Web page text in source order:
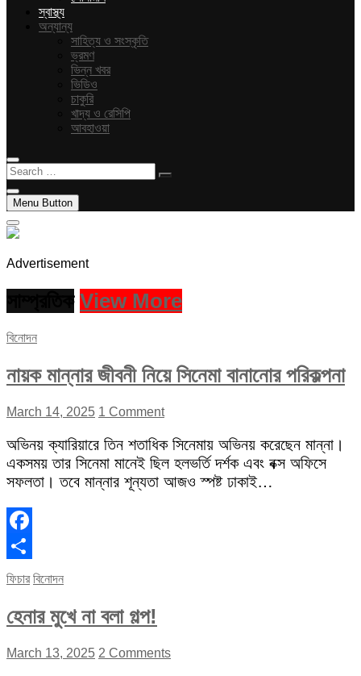
স্বাস্থ্য
অন্যান্য
সাহিত্য ও সংস্কৃতি
ভ্রমণ
ভিন্ন খবর
ভিডিও
চাকুরি
খাদ্য ও রেসিপি
আবহাওয়া
Search
…
Menu Button
Advertisement
View More
বিনোদন
নায়ক মান্নার জীবনী নিয়ে সিনেমা বানানোর পরিকল্পনা
March 14, 2025 1 Comment
অভিনয় ক্যারিয়ারে তিন শতাধিক সিনেমায় অভিনয় করেছেন মান্না।
একসময় তার সিনেমা মানেই ছিল হলভর্তি দর্শক এবং বক্স অফিসে
সফলতা। তবে মান্নার শূন্যতা আজও স্পষ্ট ঢাকাই…
Facebook
Share
ফিচার বিনোদন
হেনার মুখে না বলা গল্প!
March 13, 2025 2 Comments